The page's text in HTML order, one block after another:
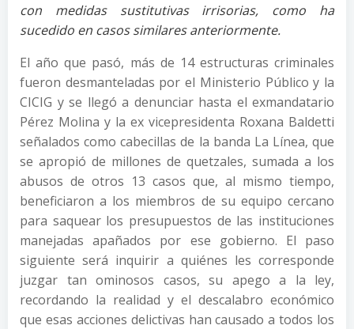
con medidas sustitutivas irrisorias, como ha
sucedido en casos similares anteriormente.
El año que pasó, más de 14 estructuras criminales
fueron desmanteladas por el Ministerio Público y la
CICIG y se llegó a denunciar hasta el exmandatario
Pérez Molina y la ex vicepresidenta Roxana Baldetti
señalados como cabecillas de la banda La Línea, que
se apropió de millones de quetzales, sumada a los
abusos de otros 13 casos que, al mismo tiempo,
beneficiaron a los miembros de su equipo cercano
para saquear los presupuestos de las instituciones
manejadas apañados por ese gobierno. El paso
siguiente será inquirir a quiénes les corresponde
juzgar tan ominosos casos, su apego a la ley,
recordando la realidad y el descalabro económico
que esas acciones delictivas han causado a todos los